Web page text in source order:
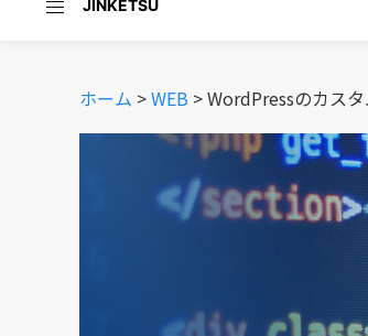
JINKETSU
ホーム >WEB >WordPressのカス